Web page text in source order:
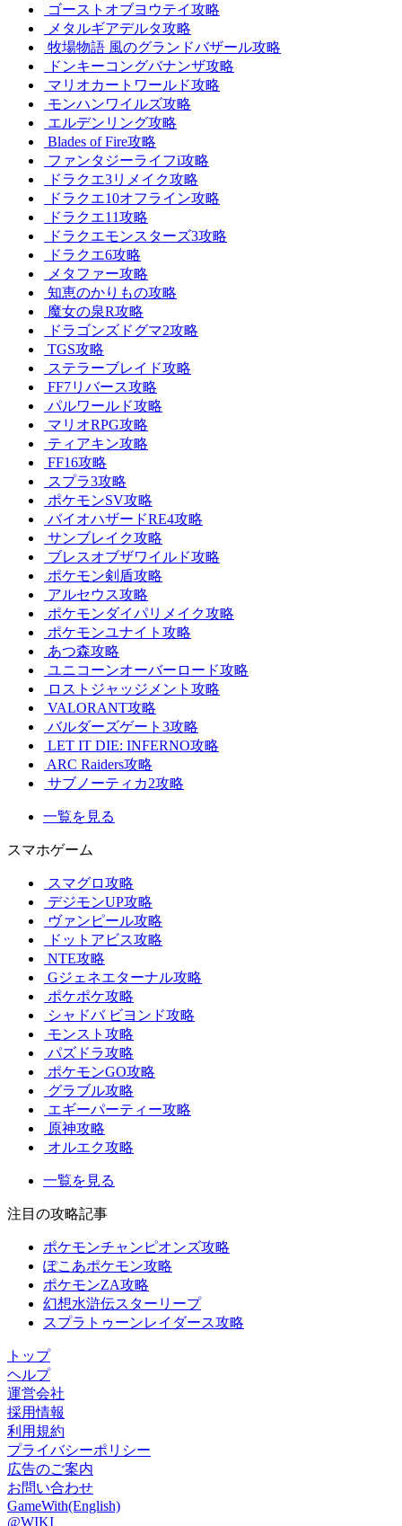
ゴーストオブヨウテイ攻略
メタルギアデルタ攻略
牧場物語 風のグランドバザール攻略
ドンキーコングバナンザ攻略
マリオカートワールド攻略
モンハンワイルズ攻略
エルデンリング攻略
Blades of Fire攻略
ファンタジーライフi攻略
ドラクエ3リメイク攻略
ドラクエ10オフライン攻略
ドラクエ11攻略
ドラクエモンスターズ3攻略
ドラクエ6攻略
メタファー攻略
知恵のかりもの攻略
魔女の泉R攻略
ドラゴンズドグマ2攻略
TGS攻略
ステラーブレイド攻略
FF7リバース攻略
パルワールド攻略
マリオRPG攻略
ティアキン攻略
FF16攻略
スプラ3攻略
ポケモンSV攻略
バイオハザードRE4攻略
サンブレイク攻略
ブレスオブザワイルド攻略
ポケモン剣盾攻略
アルセウス攻略
ポケモンダイパリメイク攻略
ポケモンユナイト攻略
あつ森攻略
ユニコーンオーバーロード攻略
ロストジャッジメント攻略
VALORANT攻略
バルダーズゲート3攻略
LET IT DIE: INFERNO攻略
ARC Raiders攻略
サブノーティカ2攻略
一覧を見る
スマホゲーム
スマグロ攻略
デジモンUP攻略
ヴァンピール攻略
ドットアビス攻略
NTE攻略
Gジェネエターナル攻略
ポケポケ攻略
シャドバ ビヨンド攻略
モンスト攻略
パズドラ攻略
ポケモンGO攻略
グラブル攻略
エギーパーティー攻略
原神攻略
オルエク攻略
一覧を見る
注目の攻略記事
ポケモンチャンピオンズ攻略
ぽこあポケモン攻略
ポケモンZA攻略
幻想水滸伝スターリープ
スプラトゥーンレイダース攻略
トップ
ヘルプ
運営会社
採用情報
利用規約
プライバシーポリシー
広告のご案内
お問い合わせ
GameWith(English)
@WIKI